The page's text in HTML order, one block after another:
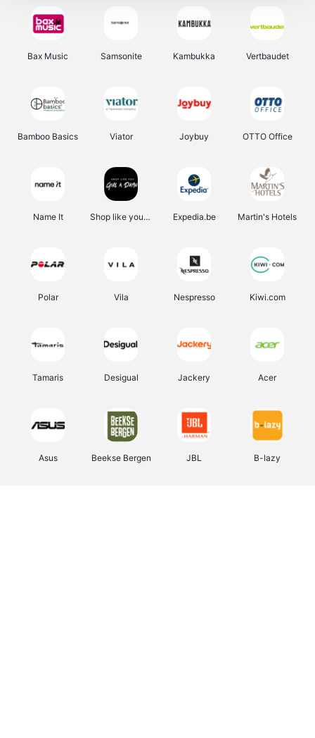
Bax Music Samsonite Kambukka Vertbaudet
Bamboo Basics Viator Joybuy OTTO Office
Name It Shop like you Give A Damn Expedia.be Martin's Hotels
Polar Vila Nespresso Kiwi.com
Tamaris Desigual Jackery Acer
Asus Beekse Bergen JBL B-lazy